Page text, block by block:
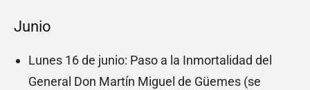
Junio
Lunes 16 de junio: Paso a la Inmortalidad del
General Don Martín Miguel de Güemes (se